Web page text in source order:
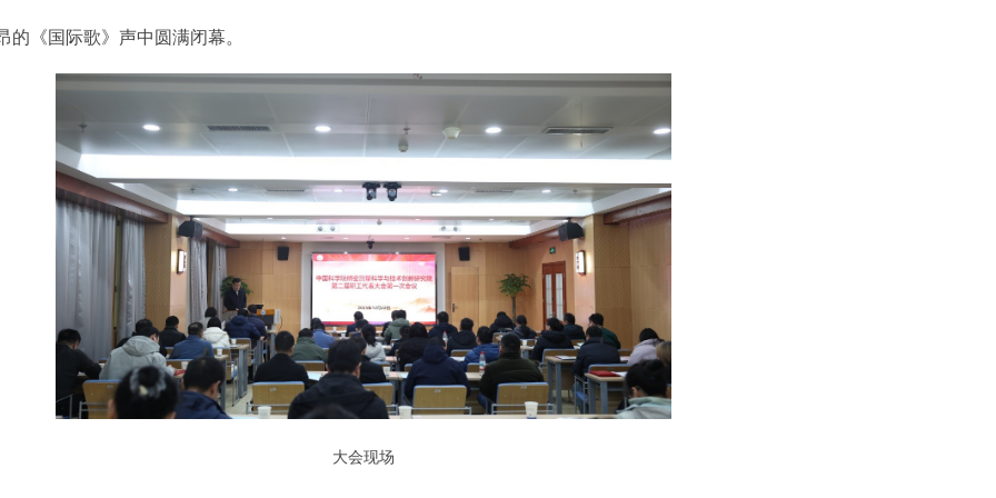
的《国际歌》声中圆满闭幕。
大会现场